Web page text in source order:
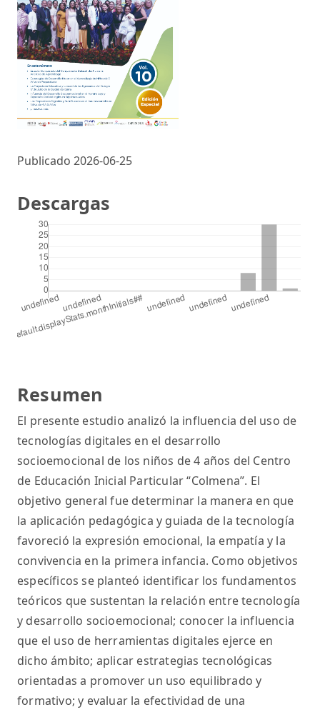
Publicado 2026-06-25
Resumen
El presente estudio analizó la influencia del uso de
tecnologías digitales en el desarrollo
socioemocional de los niños de 4 años del Centro
de Educación Inicial Particular “Colmena”. El
objetivo general fue determinar la manera en que
la aplicación pedagógica y guiada de la tecnología
favoreció la expresión emocional, la empatía y la
convivencia en la primera infancia. Como objetivos
específicos se planteó identificar los fundamentos
teóricos que sustentan la relación entre tecnología
y desarrollo socioemocional; conocer la influencia
que el uso de herramientas digitales ejerce en
dicho ámbito; aplicar estrategias tecnológicas
orientadas a promover un uso equilibrado y
formativo; y evaluar la efectividad de una
Descargas